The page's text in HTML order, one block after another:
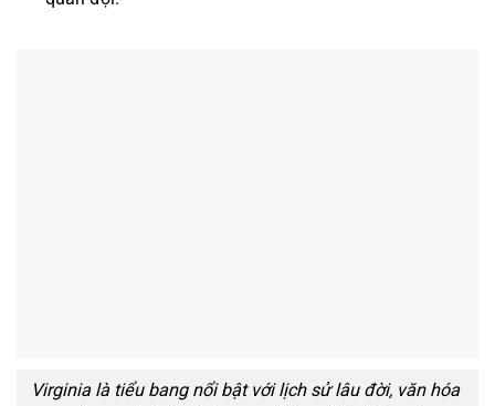
Virginia là tiểu bang nổi bật với lịch sử lâu đời, văn hóa